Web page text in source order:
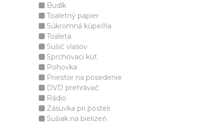
Budík
Toaletný papier
Súkromná kúpeľňa
Toaleta
Sušič vlasov
Sprchovací kút
Pohovka
Priestor na posedenie
DVD prehrávač
Rádio
Zásuvka pri posteli
Sušiak na bielizeň